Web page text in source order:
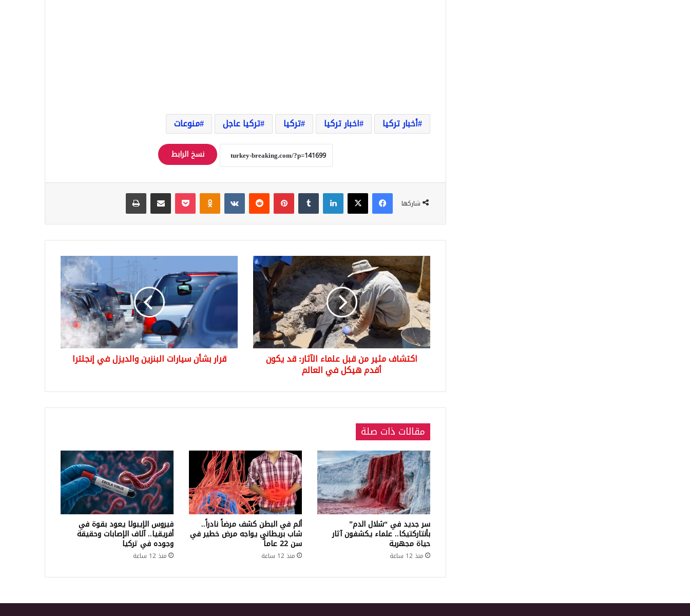
أخبار تركيا اخبار تركيا تركيا تركيا عاجل منوعات
نسخ الرابط
شاركها
فيسبوك‫X لينكدإن بينتيريست Odnoklassniki
‫Pocket مشاركة عبر البريد طباعة
اكتشاف
مثير
من
قبل
علماء
الآثار:
قد
يكون
أقدم
هيكلاكتشاف مثير من قبل علماء الآثار: قد يكون
أقدم هيكل في العالم
بشأن
سيارات
قرار بشأن سيارات البنزين والديزل في إنجلترا
مقالات ذات صلة
سر جديد في “شلال الدم”
بأنتاركتيكا.. علماء يكشفون آثار
حياة مجهرية
منذ 12 ساعة
ألم في البطن كشف مرضاً نادراً..
شاب بريطاني يواجه مرض خطير في
سن 22 عاماً
منذ 12 ساعة
فيروس الإيبولا يعود بقوة في
أفريقيا.. آلاف الإصابات وحقيقة
وجوده في تركيا
منذ 12 ساعة